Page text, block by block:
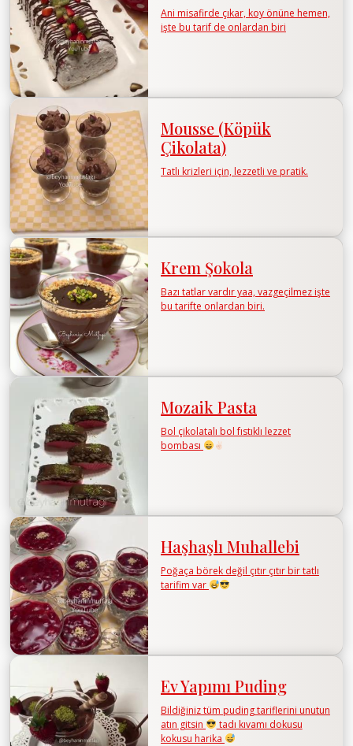
Ani misafirde çıkar, koy önüne hemen,
işte bu tarif de onlardan biri
Mousse (Köpük
Çikolata)
Tatlı krizleri için, lezzetli ve pratik.
Krem Şokola
Bazı tatlar vardır yaa, vazgeçilmez işte
bu tarifte onlardan biri.
Mozaik Pasta
Bol çikolatalı bol fıstıklı lezzet
bombası
Haşhaşlı Muhallebi
Poğaça börek değil çıtır çıtır bir tatlı
tarifim var
Ev Yapımı Puding
Bildiğiniz tüm puding tariflerini unutun
atın gitsin
tadı kıvamı dokusu
kokusu harika